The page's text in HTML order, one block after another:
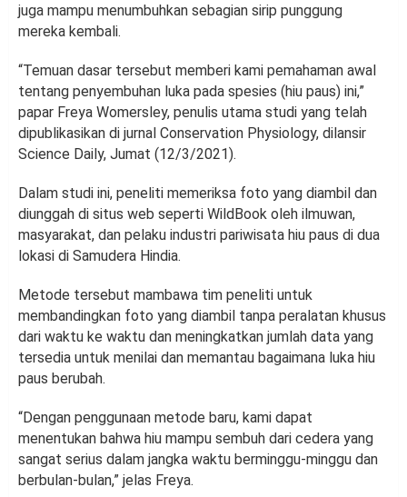
juga mampu menumbuhkan sebagian sirip punggung
mereka kembali.
“Temuan dasar tersebut memberi kami pemahaman awal
tentang penyembuhan luka pada spesies (hiu paus) ini,”
papar Freya Womersley, penulis utama studi yang telah
dipublikasikan di jurnal Conservation Physiology, dilansir
Science Daily, Jumat (12/3/2021).
Dalam studi ini, peneliti memeriksa foto yang diambil dan
diunggah di situs web seperti WildBook oleh ilmuwan,
masyarakat, dan pelaku industri pariwisata hiu paus di dua
lokasi di Samudera Hindia.
Metode tersebut mambawa tim peneliti untuk
membandingkan foto yang diambil tanpa peralatan khusus
dari waktu ke waktu dan meningkatkan jumlah data yang
tersedia untuk menilai dan memantau bagaimana luka hiu
paus berubah.
“Dengan penggunaan metode baru, kami dapat
menentukan bahwa hiu mampu sembuh dari cedera yang
sangat serius dalam jangka waktu berminggu-minggu dan
berbulan-bulan,” jelas Freya.